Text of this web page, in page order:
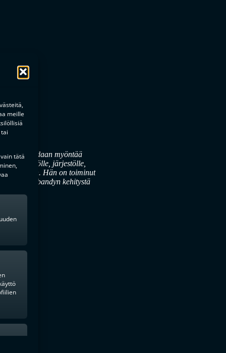
meille
tätä
joka voidaan myöntää
henkilölle, järjestölle,
pitkään. Hän on toiminut
salibandyn kehitystä